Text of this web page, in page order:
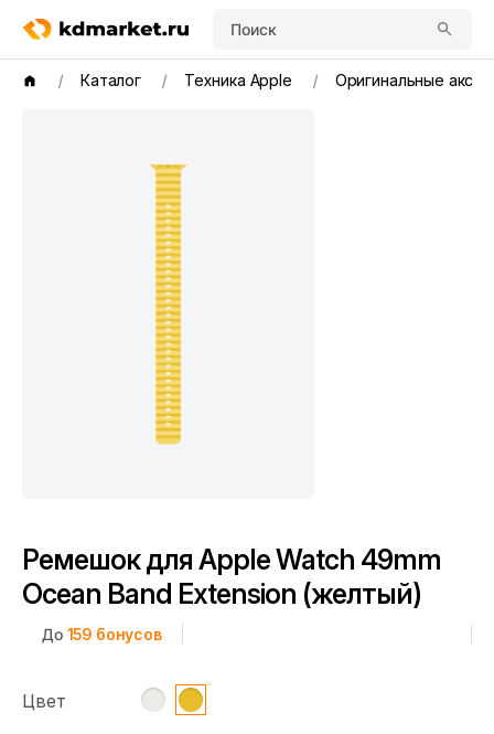
Поиск
Каталог Техника Apple Оригинальные
Ремешок для Apple Watch 49mm
Ocean Band Extension (желтый)
До 159 бонусов
Цвет